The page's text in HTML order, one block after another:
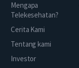
Mengapa
Telekesehatan?
Cerita Kami
Tentang kami
Investor